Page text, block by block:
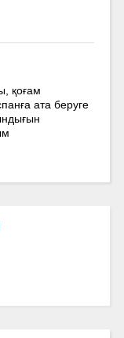
қоғам
ата беруге